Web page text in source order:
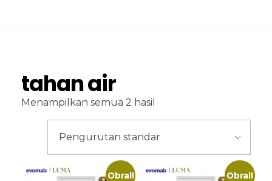
tahan air
Menampilkan semua 2 hasil
Obral! Obral!